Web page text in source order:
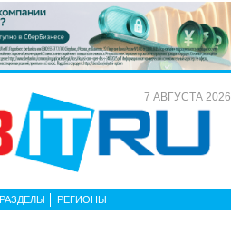
7 АВГУСТА 2026
РАЗДЕЛЫ РЕГИОНЫ